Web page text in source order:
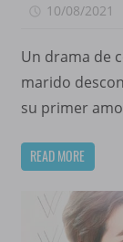
10/08/2021
Un drama de
marido
su primer
READ MORE